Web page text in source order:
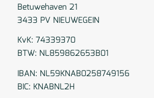
Betuwehaven 21
3433 PV NIEUWEGEIN
KvK: 74339370
BTW: NL859862653B01
IBAN: NL59KNAB0258749156
BIC: KNABNL2H